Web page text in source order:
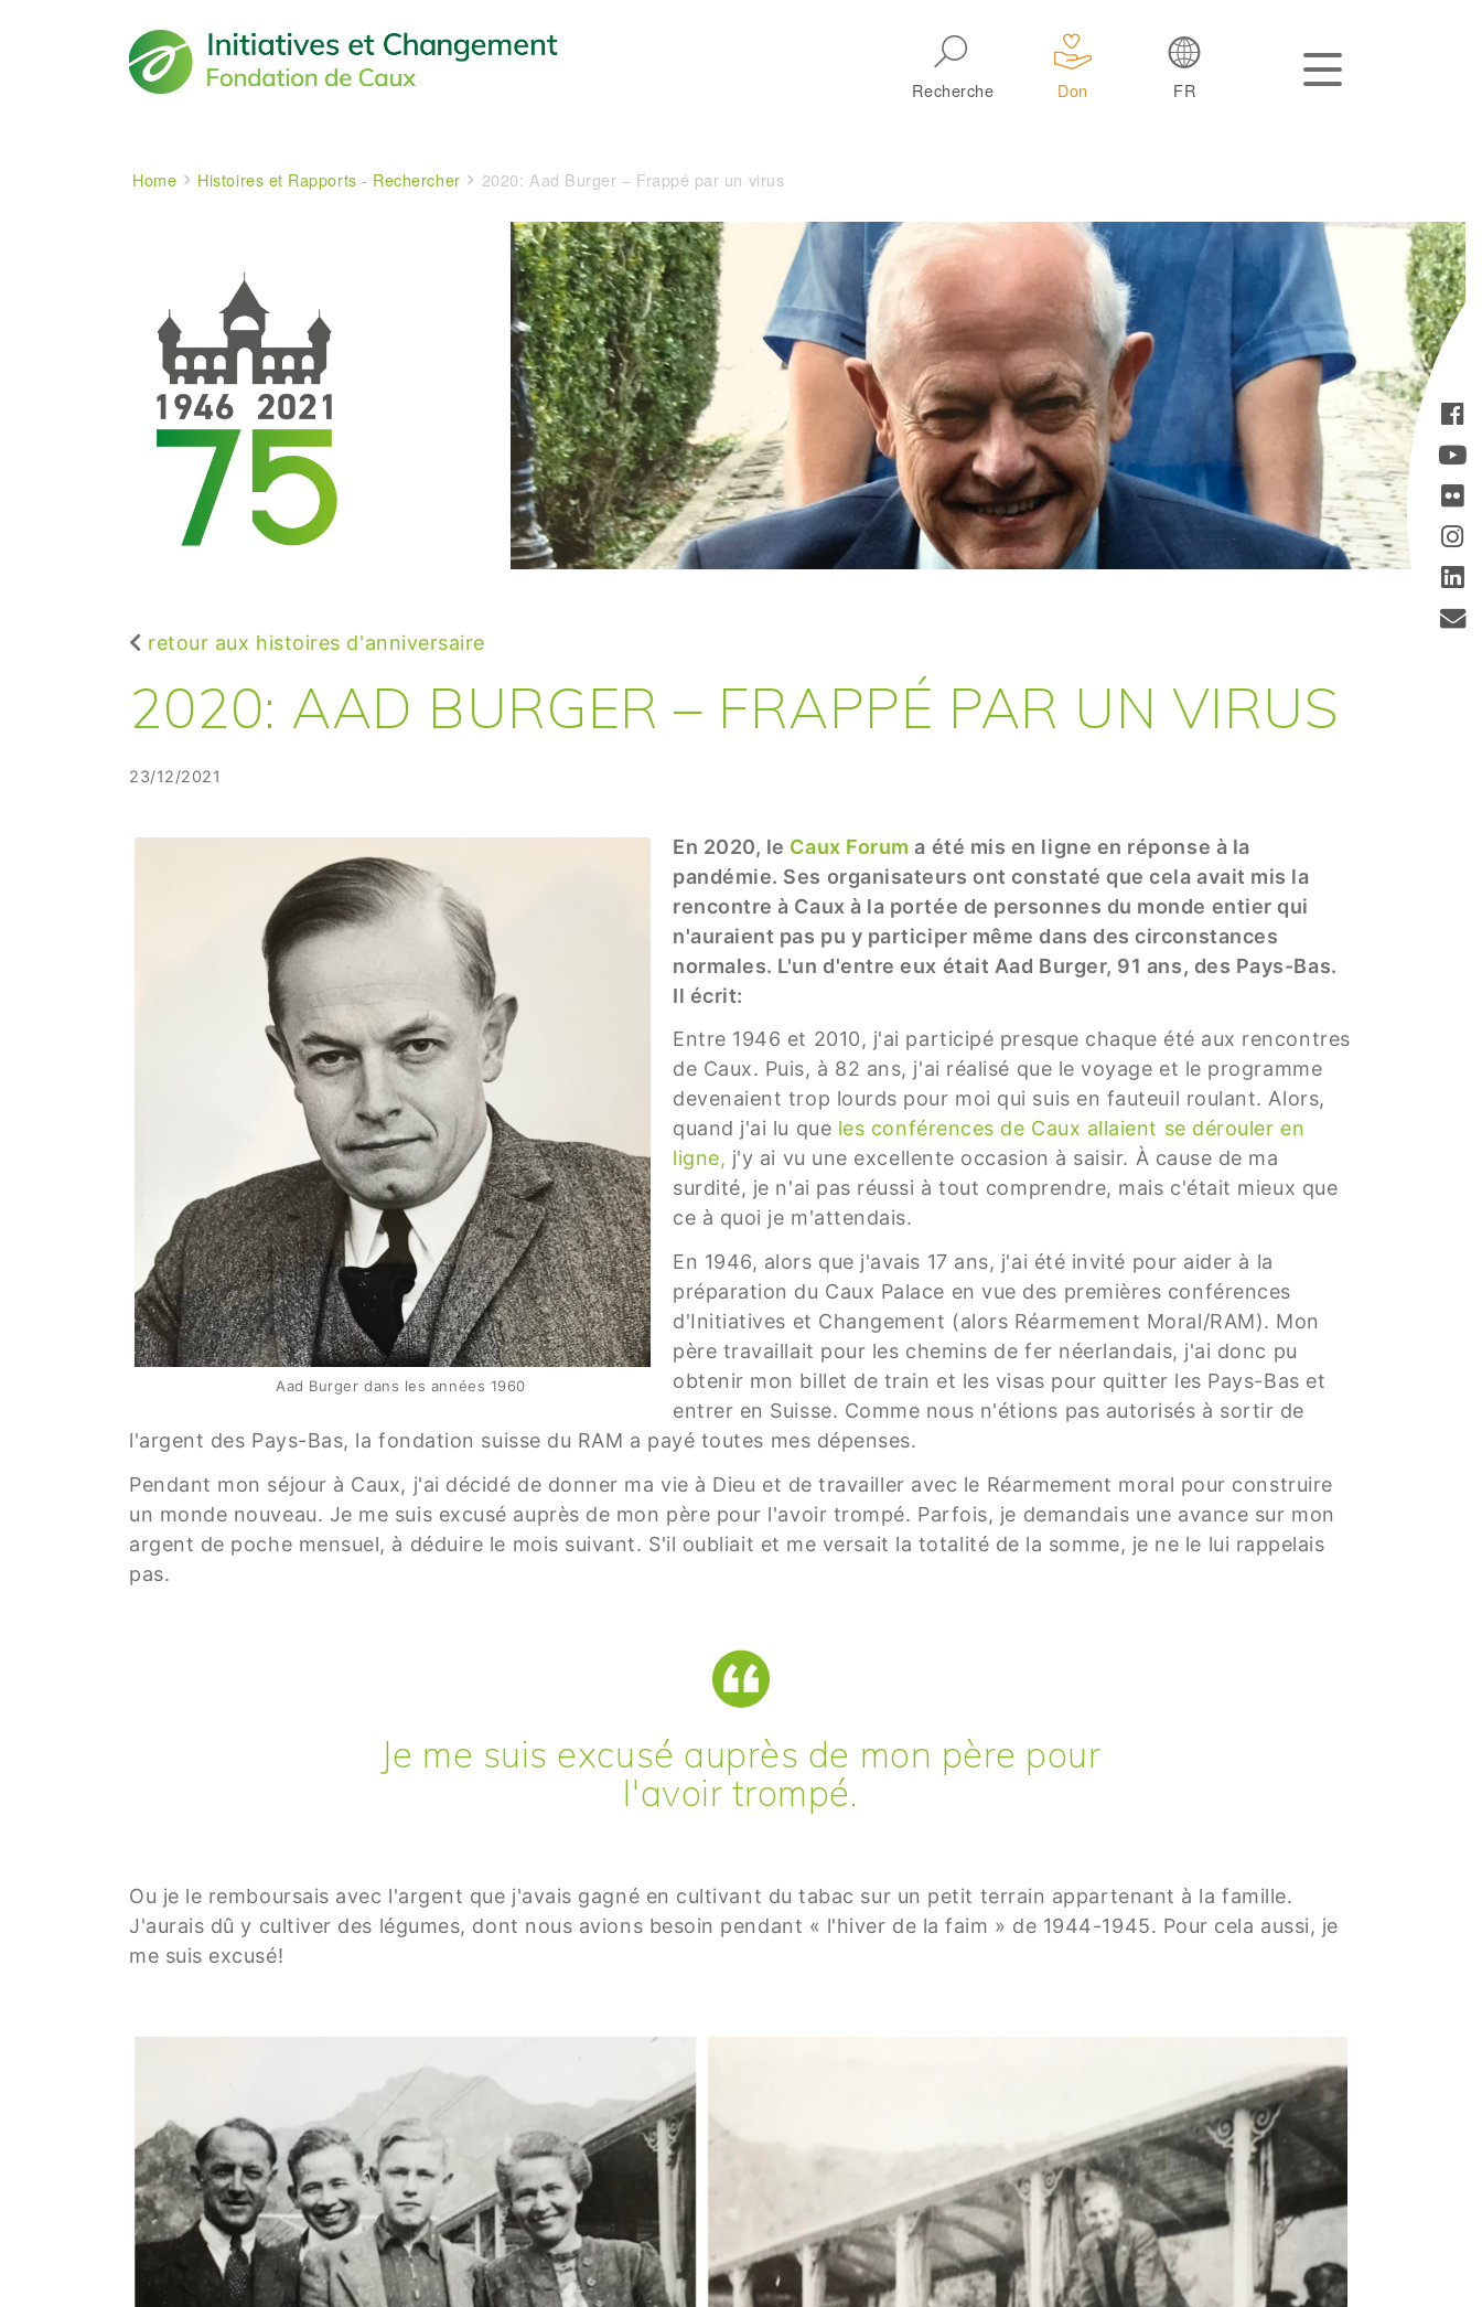
Recherche Don FR
Breadcrumb
Home Histoires et Rapports - Rechercher 2020: Aad Burger – Frappé par un virus
retour aux histoires d'anniversaire
2020: AAD BURGER – FRAPPÉ PAR UN VIRUS
23/12/2021
Aad Burger dans les années 1960
En 2020, le Caux Forum a été mis en ligne en réponse à la
pandémie. Ses organisateurs ont constaté que cela avait mis la
rencontre à Caux à la portée de personnes du monde entier qui
n'auraient pas pu y participer même dans des circonstances
normales. L'un d'entre eux était Aad Burger, 91 ans, des Pays-Bas.
Il écrit:
Entre 1946 et 2010, j'ai participé presque chaque été aux rencontres
de Caux. Puis, à 82 ans, j'ai réalisé que le voyage et le programme
devenaient trop lourds pour moi qui suis en fauteuil roulant. Alors,
quand j'ai lu que les conférences de Caux allaient se dérouler en
ligne, j'y ai vu une excellente occasion à saisir. À cause de ma
surdité, je n'ai pas réussi à tout comprendre, mais c'était mieux que
ce à quoi je m'attendais.
En 1946, alors que j'avais 17 ans, j'ai été invité pour aider à la
préparation du Caux Palace en vue des premières conférences
d'Initiatives et Changement (alors Réarmement Moral/RAM). Mon
père travaillait pour les chemins de fer néerlandais, j'ai donc pu
obtenir mon billet de train et les visas pour quitter les Pays-Bas et
entrer en Suisse. Comme nous n'étions pas autorisés à sortir de
l'argent des Pays-Bas, la fondation suisse du RAM a payé toutes mes dépenses.
Pendant mon séjour à Caux, j'ai décidé de donner ma vie à Dieu et de travailler avec le Réarmement moral pour construire
un monde nouveau. Je me suis excusé auprès de mon père pour l'avoir trompé. Parfois, je demandais une avance sur mon
argent de poche mensuel, à déduire le mois suivant. S'il oubliait et me versait la totalité de la somme, je ne le lui rappelais
pas.
Je me suis excusé auprès de mon père pour
l'avoir trompé.
Ou je le remboursais avec l'argent que j'avais gagné en cultivant du tabac sur un petit terrain appartenant à la famille.
J'aurais dû y cultiver des légumes, dont nous avions besoin pendant « l'hiver de la faim » de 1944-1945. Pour cela aussi, je
me suis excusé!